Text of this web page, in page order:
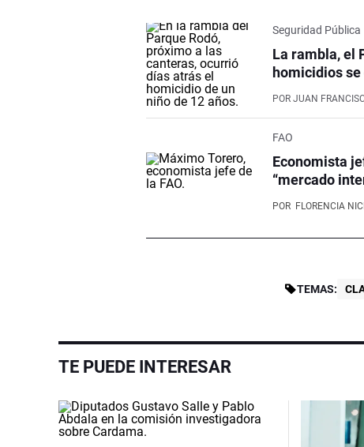
Seguridad Pública
La rambla, el
homicidios
POR JUAN
FAO
Economista
“mercado
POR FLORENCIA
TEMAS:
TE PUEDE INTERESAR